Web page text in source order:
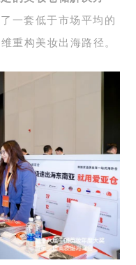
一套低于市场平均的
重构美妆出海路径。